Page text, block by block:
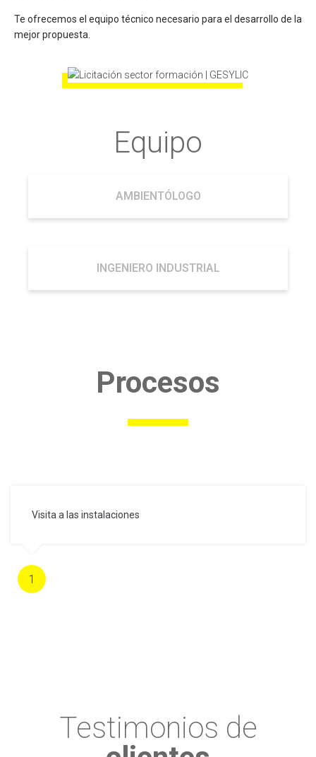
Te ofrecemos el equipo técnico necesario para el desarrollo de la
mejor propuesta.
Equipo
AMBIENTÓLOGO
INGENIERO INDUSTRIAL
Procesos
Visita a las instalaciones
1
Testimonios de